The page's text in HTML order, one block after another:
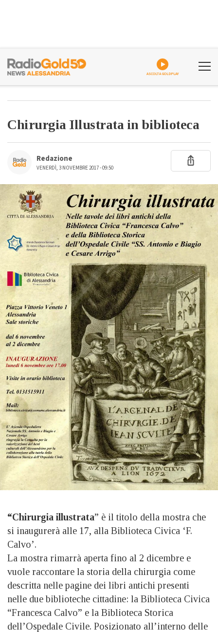
ASCOLTA GOLDPLAY
Chirurgia Illustrata in biblioteca
Redazione
VENERDÌ, 3 NOVEMBRE 2017 - 09:50
“Chirurgia illustrata” è il titolo della mostra che
si inaugurerà alle 17, alla Biblioteca Civica ‘F.
Calvo’.
La mostra rimarrà aperta fino al 2 dicembre e
vuole raccontare la storia della chirurgia come
descritta nelle pagine dei libri antichi presenti
nelle due biblioteche cittadine: la Biblioteca Civica
“Francesca Calvo” e la Biblioteca Storica
dell’Ospedale Civile. Posizionato all’interno delle